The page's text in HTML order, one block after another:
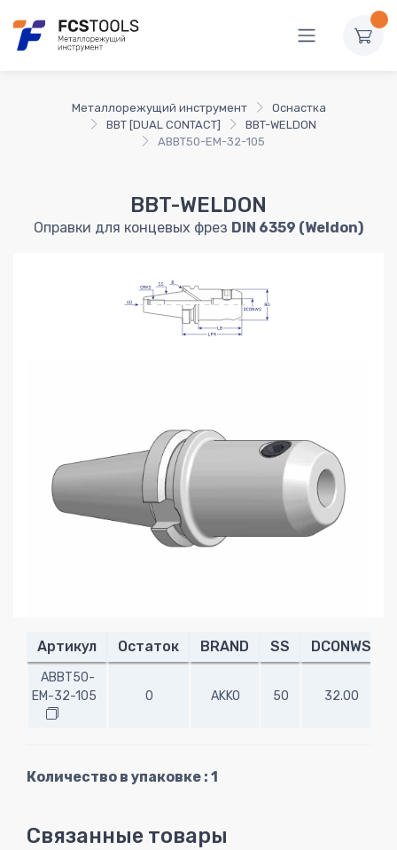
Металлорежущий инструмент
Оснастка
BBT [DUAL CONTACT]
BBT-WELDON
ABBT50-EM-32-105
BBT-WELDON
Оправки для концевых фрез DIN 6359 (Weldon)
Артикул Остаток BRAND SS DCONWS
ABBT50-
EM-32-105
0 AKKO 50 32.00
Количество в упаковке : 1
Связанные товары